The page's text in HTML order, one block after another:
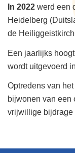
In 2022 werd een
Heidelberg
de
Een jaarlijks
wordt uitgevoerd
Optredens van
bijwonen van een
vrijwillige bijdrage